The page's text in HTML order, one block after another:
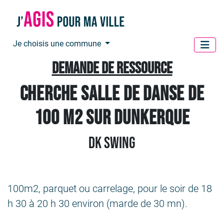
Je choisis une commune
Demande de ressource
Cherche salle de danse de
100 m2 sur Dunkerque
DK Swing
100m2, parquet ou carrelage, pour le soir de 18
h 30 à 20 h 30 environ (marde de 30 mn).